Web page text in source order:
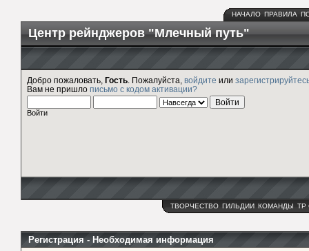
НАЧАЛО ПРАВИЛА
Центр рейнджеров "Млечный путь"
Добро пожаловать, Гость . Пожалуйста, войдите или
Вам не пришло письмо с кодом активации?
Войти
ТВОРЧЕСТВО ГИЛЬДИИ КОМАНДЫ ТР
Регистрация - Необходимая информация